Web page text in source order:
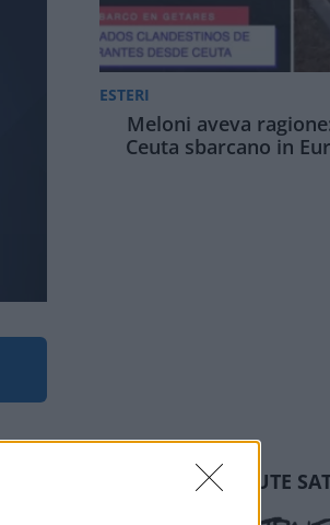
ESTERI
Meloni aveva
Ceuta sbarcano in
SEDUTE